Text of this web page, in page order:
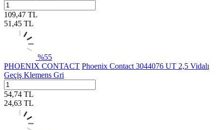
109,47 TL
51,45 TL
%55
PHOENIX CONTACT Phoenix Contact 3044076 UT 2,5 Vidalı
Geçiş Klemens Gri
54,74 TL
24,63 TL